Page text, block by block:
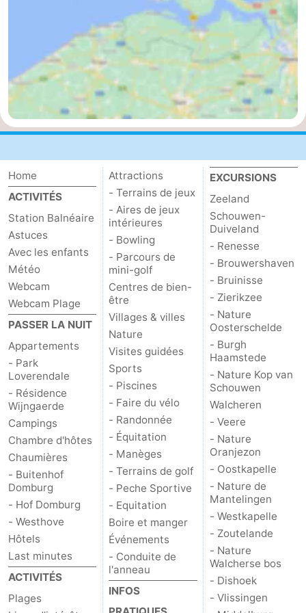
Nature
Walcherse
bos
Dishoek
-
Vlissingen
-
Vlaanderen
-
Sluis
-
Cadzand
-
Nature
Het
Zwin
Météo
Contact
Home
ACTIVITÉS
Station Balnéaire
Astuces
Avec les enfants
Météo
Webcam
Webcam Plage
PASSER LA NUIT
Appartements
- Park
Loverendale
- Résidence
Wijngaerde
Campings
Chambre d'hôtes
Chaumières
- Buitenhof
Domburg
- Hof Domburg
- Westhove
Hôtels
Last minutes
ACTIVITÉS
Plages
Attractions
- Terrains de jeux
- Aires de jeux
intérieures
- Bowling
- Parcours de
mini-golf
Centres de bien-
être
Villages & villes
Nature
Visites guidées
Sports
- Piscines
- Faire du vélo
- Randonnée
- Équitation
- Manèges
- Terrains de golf
- Peche Sportive
- Equitation
Boire et manger
Événements
- Conduite de
l'anneau
INFOS
EXCURSIONS
Zeeland
Schouwen-
Duiveland
- Renesse
- Brouwershaven
- Bruinisse
- Zierikzee
- Nature
Oosterschelde
- Burgh
Haamstede
- Nature Kop van
Schouwen
Walcheren
- Veere
- Nature
Oranjezon
- Oostkapelle
- Nature de
Mantelingen
- Westkapelle
- Zoutelande
- Nature
Walcherse bos
- Dishoek
- Vlissingen